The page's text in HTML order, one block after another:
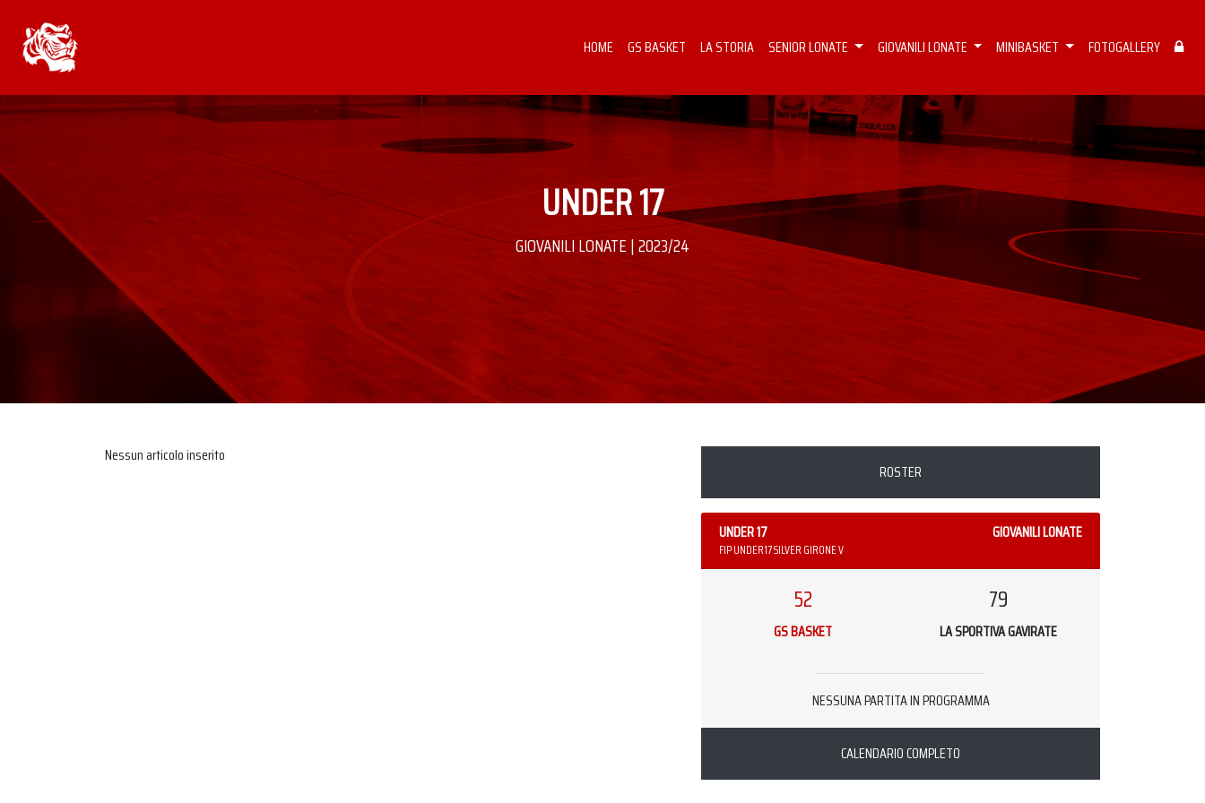
HOME GS BASKET LA STORIA SENIOR LONATE GIOVANILI LONATE MINIBASKET FOTOGALLERY
UNDER 17
GIOVANILI LONATE | 2023/24
Nessun articolo inserito
ROSTER
UNDER 17
FIP UNDER17 SILVER GIRONE V
GIOVANILI LONATE
52
GS BASKET
79
LA SPORTIVA GAVIRATE
NESSUNA PARTITA IN PROGRAMMA
CALENDARIO COMPLETO